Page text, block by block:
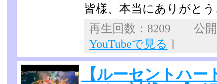
皆様、本当にありがと
再生回数：8209 公
YouTubeで見る ]
【ルーセントハ